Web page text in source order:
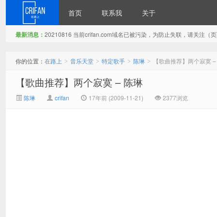
首页 联系我 关于
最新消息： 20210816 当前crifan.com域名已被污染，为防止失联，请关注（
你的位置： 在路上 > 音乐天堂 > 特定歌手 > 陈琳 > 【歌曲推荐】两个寂寞
【歌曲推荐】两个寂寞 – 陈琳
陈琳 crifan 17年前 (2009-11-21) 2377浏览